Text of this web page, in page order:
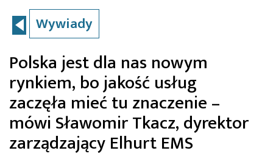
Wywiady
Polska jest dla nas nowym
rynkiem, bo jakość usług
zaczęła mieć tu znaczenie –
mówi Sławomir Tkacz, dyrektor
zarządzający Elhurt EMS